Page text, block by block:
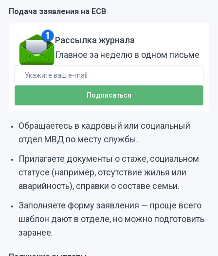
Подача заявления на ЕСВ
Рассылка журнала
Главное за неделю в одном письме
Обращаетесь в кадровый или социальный
отдел МВД по месту службы.
Прилагаете документы о стаже, социальном
статусе (например, отсутствие жилья или
аварийность), справки о составе семьи.
Заполняете форму заявления — проще всего
шаблон дают в отделе, но можно подготовить
заранее.